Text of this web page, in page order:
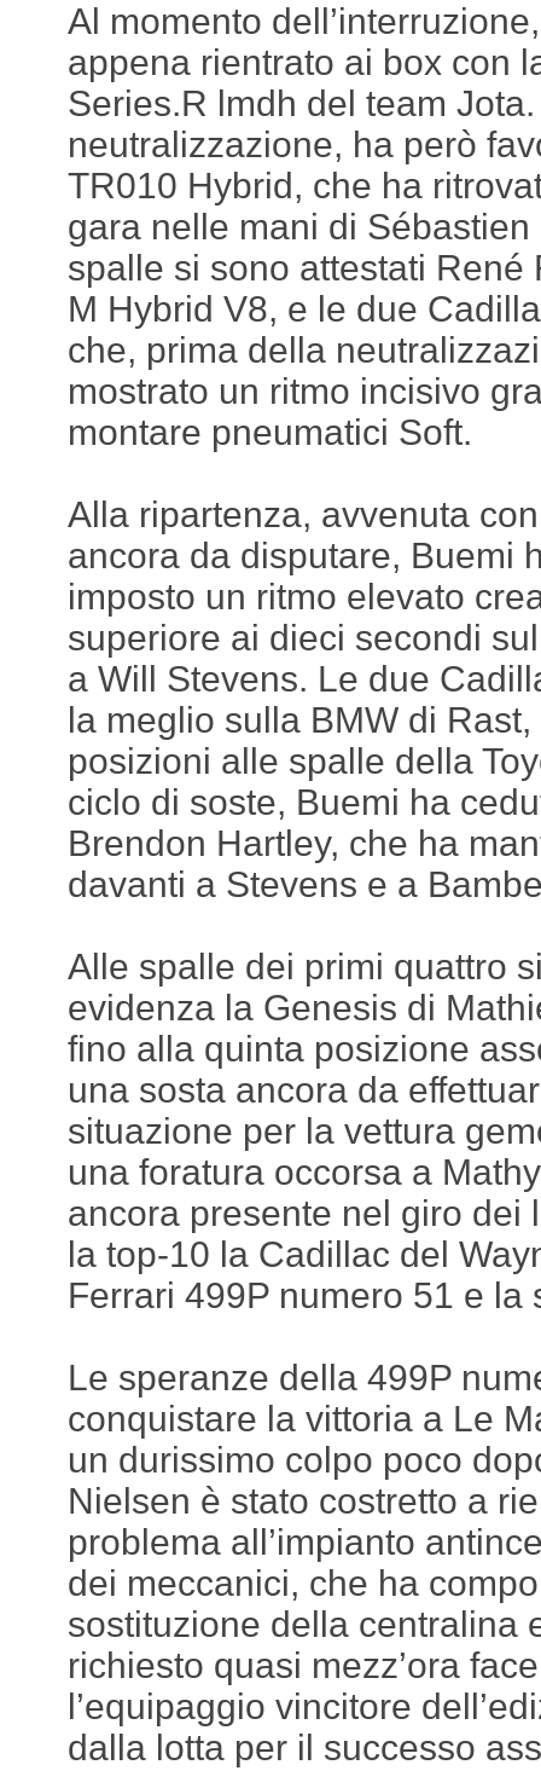
Al momento
appena rientrato ai box con
Series.R lmdh del team
neutralizzazione, ha però
TR010 Hybrid, che ha
gara nelle mani di
spalle si sono attestati René
M Hybrid V8, e le due
che, prima della
mostrato un ritmo incisivo
montare pneumatici Soft.
Alla ripartenza, avvenuta
ancora da disputare, Buemi
imposto un ritmo elevato
superiore ai dieci secondi
a Will Stevens. Le due
la meglio sulla BMW di
posizioni alle spalle della
ciclo di soste, Buemi ha
Brendon Hartley, che ha
davanti a Stevens e a
Alle spalle dei primi quattro
evidenza la Genesis di
fino alla quinta posizione
una sosta ancora da
situazione per la vettura
una foratura occorsa a
ancora presente nel giro dei
la top-10 la Cadillac del
Ferrari 499P numero 51 e la
Le speranze della 499P
conquistare la vittoria a Le
un durissimo colpo poco
Nielsen è stato costretto a
problema all’impianto
dei meccanici, che ha
sostituzione della centralina
richiesto quasi mezz’ora
l’equipaggio vincitore
dalla lotta per il successo